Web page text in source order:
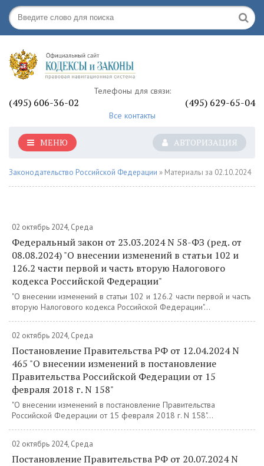
Телефоны для связи:
(495) 606-36-02 (495) 629-65-04
Все контакты
АВТОРИЗАЦИЯ
МЕНЮ
Законодательство Российской Федерации » Материалы за 02.10.2024
02 октябрь 2024, Среда
Федеральный закон от 23.03.2024 N 58-ФЗ (ред. от
08.08.2024) "О внесении изменений в статьи 102 и
126.2 части первой и часть вторую Налогового
кодекса Российской Федерации"
"О внесении изменений в статьи 102 и 126.2 части первой и часть
вторую Налогового кодекса Российской Федерации"...
02 октябрь 2024, Среда
Постановление Правительства РФ от 12.04.2024 N
465 "О внесении изменений в постановление
Правительства Российской Федерации от 15
февраля 2018 г. N 158"
"О внесении изменений в постановление Правительства
Российской Федерации от 15 февраля 2018 г. N 158"...
02 октябрь 2024, Среда
Постановление Правительства РФ от 20.07.2024 N